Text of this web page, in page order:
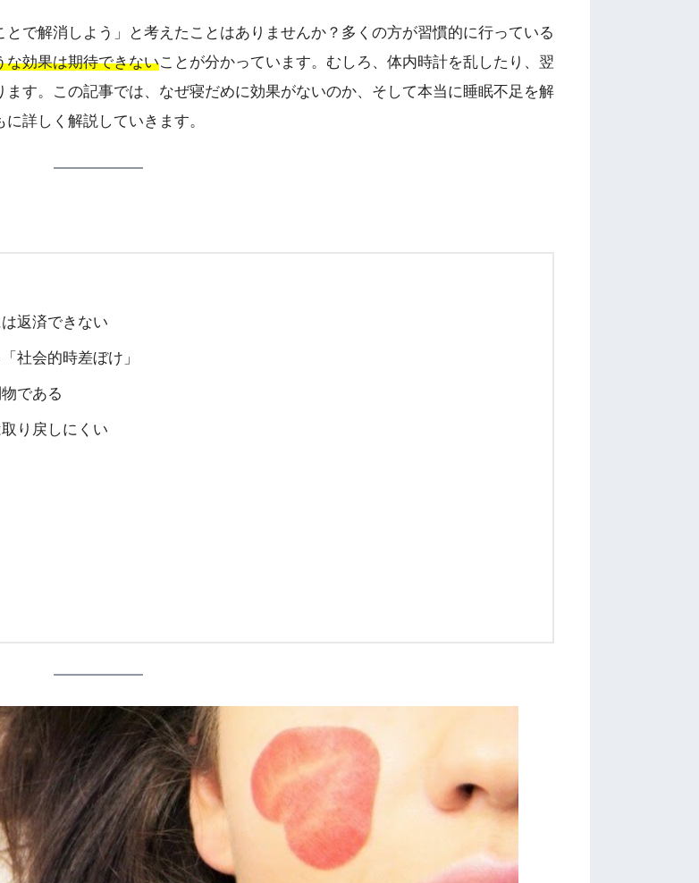
とで解消しよう」と考えたことはありませんか？多くの方が習慣的に行っている
な効果は期待できないことが分かっています。むしろ、体内時計を乱したり、翌
す。この記事では、なぜ寝だめに効果がないのか、そして本当に睡眠不足を解
詳しく解説していきます。
返済できない
社会的時差ぼけ」
である
り戻しにくい